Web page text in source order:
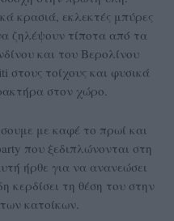
κρασιά, εκλεκτές μπύρες
ζηλέψουν τίποτα από τα
και του Βερολίνου
στους τοίχους και φυσικά
στον χώρο.
με καφέ το πρωί και
που ξεδιπλώνονται στη
ήρθε για να ανανεώσει
κερδίσει τη θέση του στην
κατοίκων.